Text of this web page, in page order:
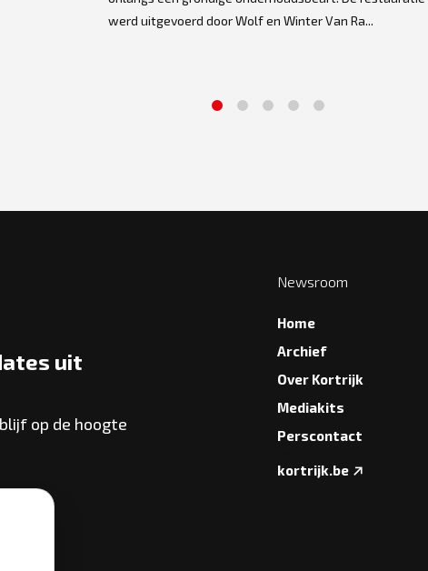
werd uitgevoerd door Wolf en Winter Van Ra...
uit
op de hoogte
Newsroom
Home
Archief
Over Kortrijk
Mediakits
Perscontact
kortrijk.be